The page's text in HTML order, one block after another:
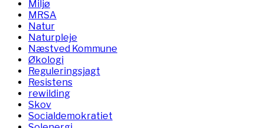
Miljø
MRSA
Natur
Naturpleje
Næstved Kommune
Økologi
Reguleringsjagt
Resistens
rewilding
Skov
Socialdemokratiet